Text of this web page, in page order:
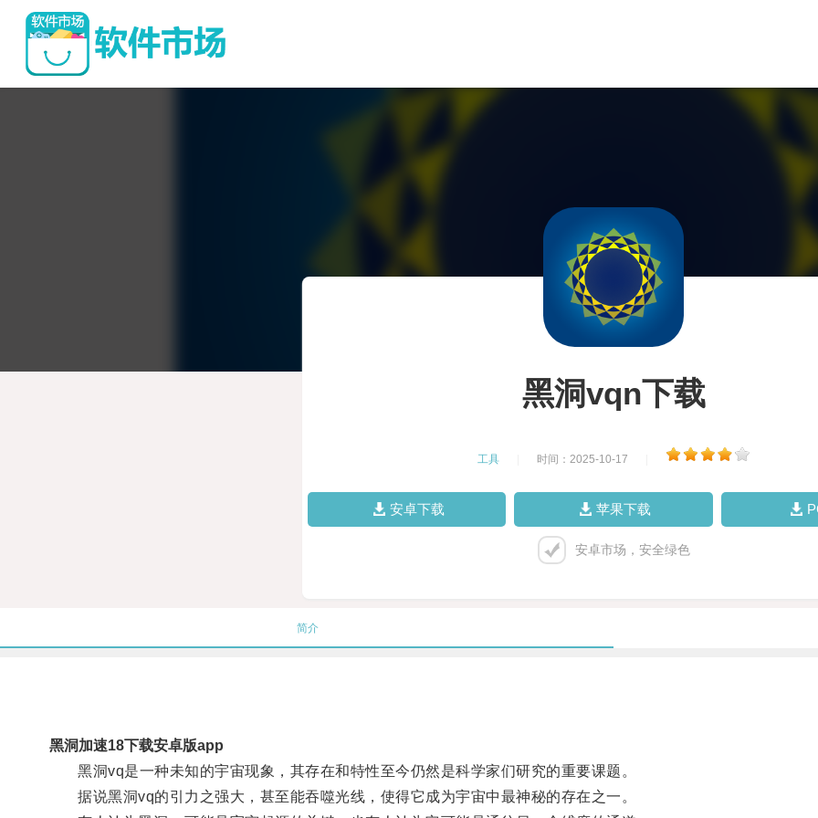
黑洞vqn下载
工具 时间：2025-10-17
安卓下载 苹果下载
安卓市场，安全绿色
简介
黑洞加速18下载安卓版app
黑洞vq是一种未知的宇宙现象，其存在和特性至今仍然是科学家们研究的重要课题。
据说黑洞vq的引力之强大，甚至能吞噬光线，使得它成为宇宙中最神秘的存在之一。